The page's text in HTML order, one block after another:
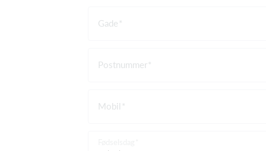
Gade
Postnummer
Mobil